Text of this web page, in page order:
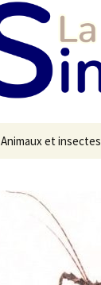
Animaux et insectes